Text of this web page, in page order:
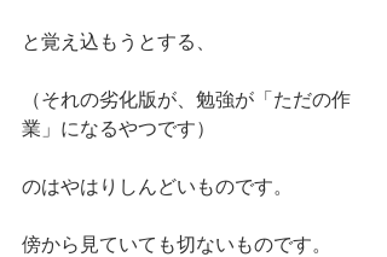
と覚え込もうとする、
（それの劣化版が、勉強が「ただの作
業」になるやつです）
のはやはりしんどいものです。
傍から見ていても切ないものです。